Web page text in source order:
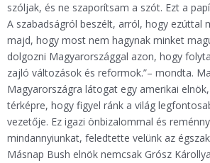
szóljak, és ne szaporítsam a szót. Ezt a
A szabadságról beszélt, arról, hogy ezúttal
majd, hogy most nem hagynak minket
dolgozni Magyarországgal azon, hogy
zajló változások és reformok.”– mondta.
Magyarországra látogat egy amerikai
térképre, hogy figyel ránk a világ
vezetője. Ez igazi önbizalommal és
mindannyiunkat, feledtette velünk az
Másnap Bush elnök nemcsak Grósz